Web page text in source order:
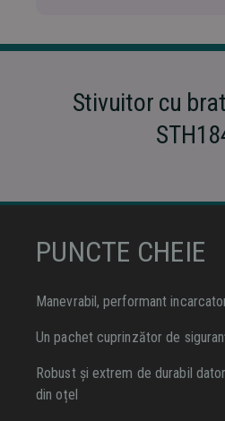
Stivuitor cu
PUNCTE CHEIE
Manevrabil, performant
Un pachet cuprinzător de
Robust și extrem de durabil
din oțel